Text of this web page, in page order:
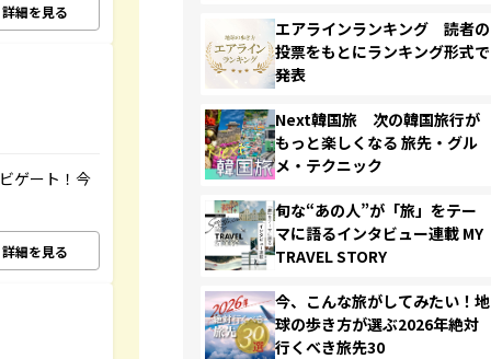
詳細を見る
ゲート！今
詳細を見る
エアラインランキング 読者の
投票をもとにランキング形式で
発表
Next韓国旅 次の韓国旅行が
もっと楽しくなる 旅先・グル
メ・テクニック
旬な“あの人”が「旅」をテー
マに語るインタビュー連載 MY
TRAVEL STORY
今、こんな旅がしてみたい！地
球の歩き方が選ぶ2026年絶対
行くべき旅先30